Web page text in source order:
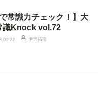
で常識力チェック！】大
識Knock vol.72
伊沢拓司